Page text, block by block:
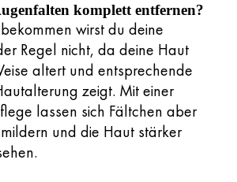
komplett entfernen?
wirst du deine
Regel nicht, da deine Haut
altert und entsprechende
zeigt. Mit einer
lassen sich Fältchen aber
und die Haut stärker